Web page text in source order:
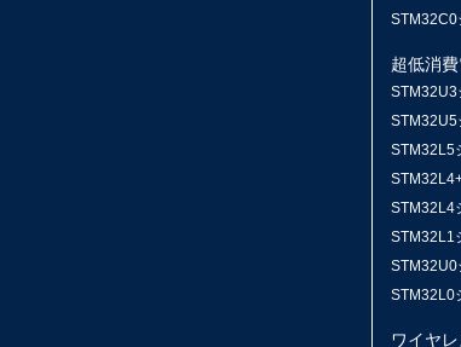
STM32C0
超低消費
STM32U3
STM32U5
STM32L5
STM32L4
STM32L1
STM32U0
STM32L0
ワイヤレ